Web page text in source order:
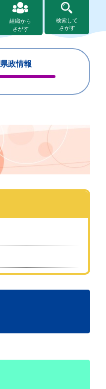
組織から
さがす
検索して
さがす
県政情報